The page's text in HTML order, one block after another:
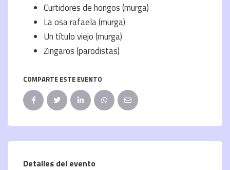
Curtidores de hongos (murga)
La osa rafaela (murga)
Un título viejo (murga)
Zingaros (parodistas)
COMPARTE ESTE EVENTO
Detalles del evento